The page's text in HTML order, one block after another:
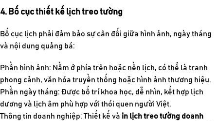
4. Bố cục thiết kế lịch treo tường
Bố cục lịch phải đảm bảo sự cân đối giữa hình ảnh, ngày tháng
và nội dung quảng bá:
Phần hình ảnh: Nằm ở phía trên hoặc nền lịch, có thể là tranh
phong cảnh, văn hóa truyền thống hoặc hình ảnh thương hiệu.
Phần ngày tháng: Được bố trí khoa học, dễ nhìn, kết hợp lịch
dương và lịch âm phù hợp với thói quen người Việt.
Thông tin doanh nghiệp:Thiết kế và in lịch treo tường doanh